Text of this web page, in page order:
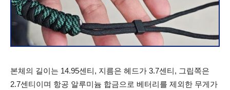
본체의 길이는 14.95센티, 지름은 헤드가 3.7센티, 그립쪽은
2.7센티이며 항공 알루미늄 합금으로 베터리를 제외한 무게가